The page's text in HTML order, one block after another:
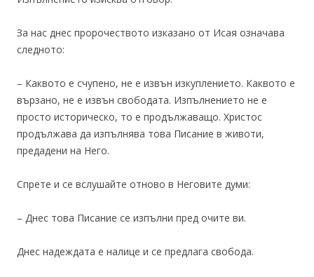
За нас днес пророчеството изказано от Исая означава
следното:
– Каквото е счупено, не е извън изкуплението. Каквото е
вързано, не е извън свободата. Изпълнението не е
просто историческо, то е продължаващо. Христос
продължава да изпълнява това Писание в животи,
предадени на Него.
Спрете и се вслушайте отново в Неговите думи:
– Днес това Писание се изпълни пред очите ви.
Днес надеждата е налице и се предлага свобода.